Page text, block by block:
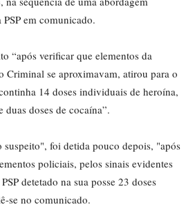
em comunicado.
“após verificar que elementos da
Criminal se aproximavam, atirou para o
14 doses individuais de heroína,
duas doses de cocaína”.
foi detida pouco depois, "após
policiais, pelos sinais evidentes
detetado na sua posse 23 doses
se no comunicado.